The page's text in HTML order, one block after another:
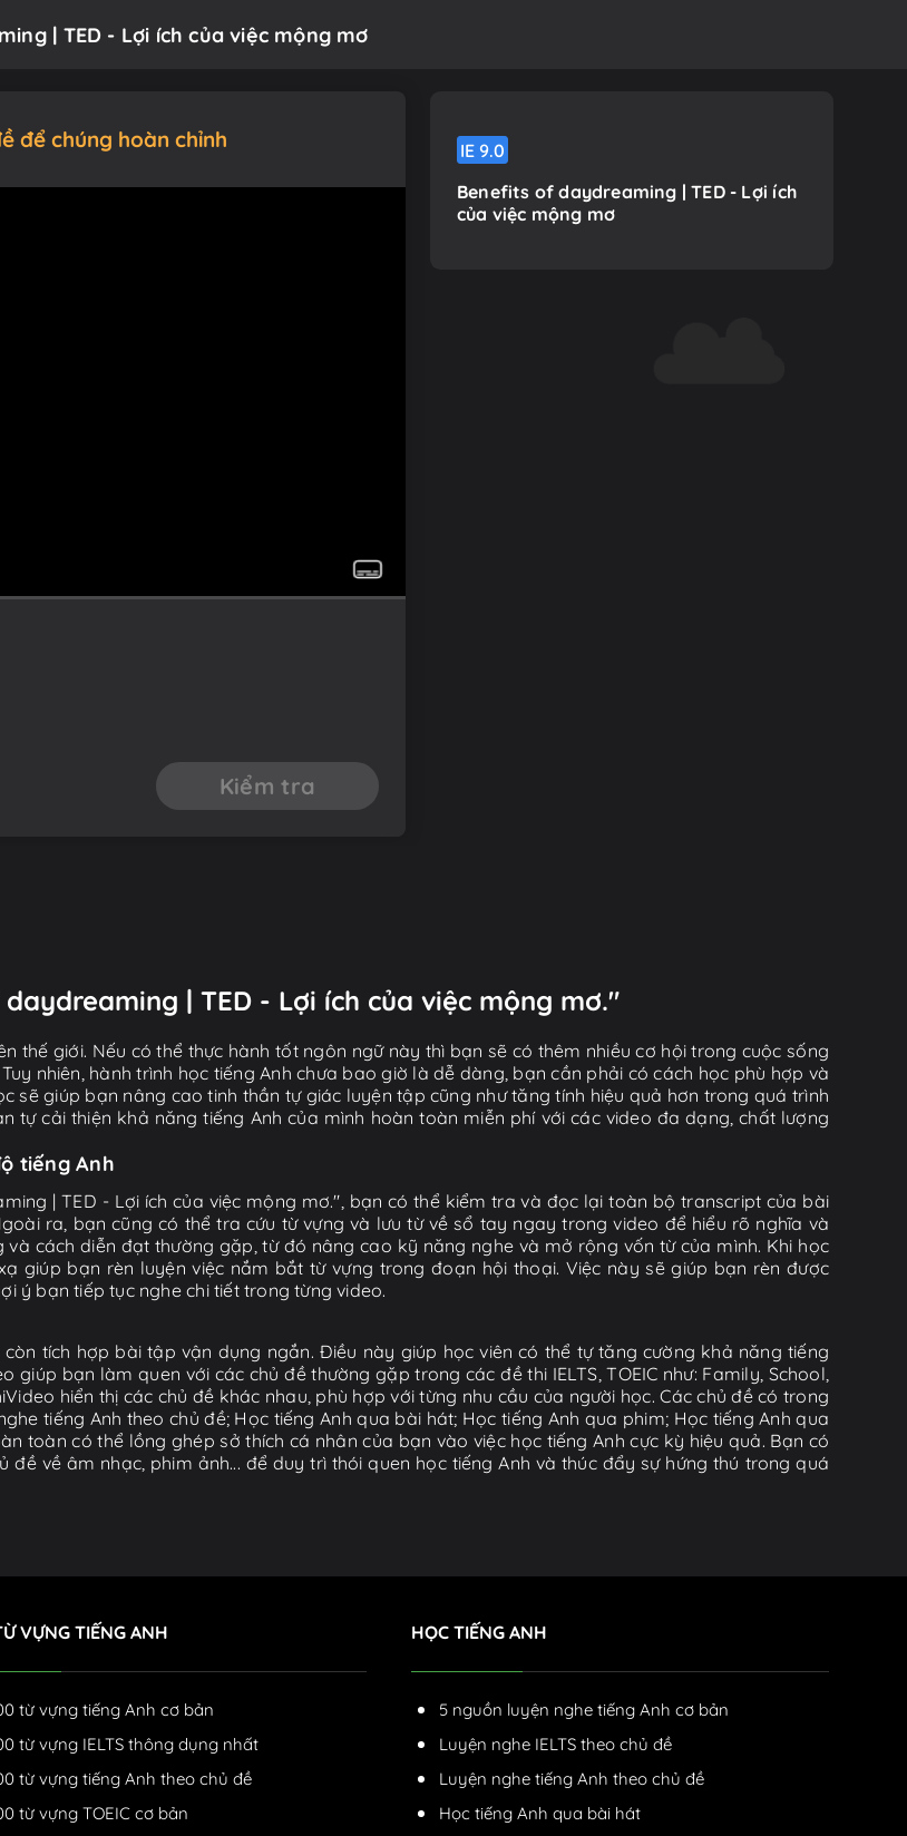
| TED - Lợi ích của việc mộng mơ
để chúng hoàn chỉnh
Kiểm tra
IE9.0
Benefits of daydreaming | TED - Lợi ích
của việc mộng mơ
| TED - Lợi ích của việc mộng mơ."
thế giới. Nếu có thể thực hành tốt ngôn ngữ này thì bạn sẽ có thêm nhiều cơ hội trong cuộc sống
nhiên, hành trình học tiếng Anh chưa bao giờ là dễ dàng, bạn cần phải có cách học phù hợp và
sẽ giúp bạn nâng cao tinh thần tự giác luyện tập cũng như tăng tính hiệu quả hơn trong quá trình
tự cải thiện khả năng tiếng Anh của mình hoàn toàn miễn phí với các video đa dạng, chất lượng
tiếng Anh
| TED - Lợi ích của việc mộng mơ.", bạn có thể kiểm tra và đọc lại toàn bộ transcript của bài
ra, bạn cũng có thể tra cứu từ vựng và lưu từ về sổ tay ngay trong video để hiểu rõ nghĩa và
cách diễn đạt thường gặp, từ đó nâng cao kỹ năng nghe và mở rộng vốn từ của mình. Khi học
giúp bạn rèn luyện việc nắm bắt từ vựng trong đoạn hội thoại. Việc này sẽ giúp bạn rèn được
ý bạn tiếp tục nghe chi tiết trong từng video.
tích hợp bài tập vận dụng ngắn. Điều này giúp học viên có thể tự tăng cường khả năng tiếng
bạn làm quen với các chủ đề thường gặp trong các đề thi IELTS, TOEIC như: Family, School,
hiển thị các chủ đề khác nhau, phù hợp với từng nhu cầu của người học. Các chủ đề có trong
tiếng Anh theo chủ đề; Học tiếng Anh qua bài hát; Học tiếng Anh qua phim; Học tiếng Anh qua
toàn có thể lồng ghép sở thích cá nhân của bạn vào việc học tiếng Anh cực kỳ hiệu quả. Bạn có
về âm nhạc, phim ảnh... để duy trì thói quen học tiếng Anh và thúc đẩy sự hứng thú trong quá
VỰNG TIẾNG ANH
từ vựng tiếng Anh cơ bản
từ vựng IELTS thông dụng nhất
từ vựng tiếng Anh theo chủ đề
từ vựng TOEIC cơ bản
HỌC TIẾNG ANH
5 nguồn luyện nghe tiếng Anh cơ bản
Luyện nghe IELTS theo chủ đề
Luyện nghe tiếng Anh theo chủ đề
Học tiếng Anh qua bài hát